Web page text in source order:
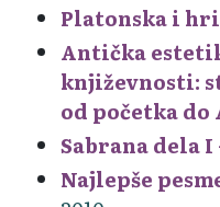
Platonska i
Antička
književnosti:
od početka
Sabrana dela I
Najlepše